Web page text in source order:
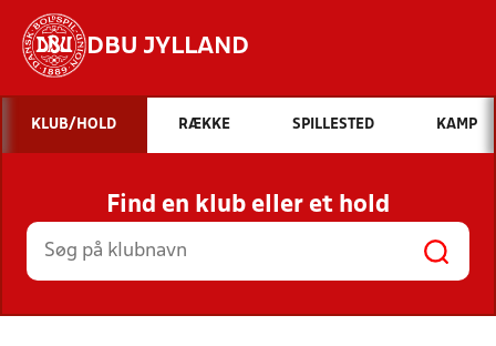
DBU JYLLAND
Hvad vil du søge efter?
INDHOLD OG NYHEDER
STILLINGER, RESULTATER, KLUBBER OG
HOLD
KLUB/HOLD RÆKKE SPILLESTED KAMP
Find en klub eller et hold